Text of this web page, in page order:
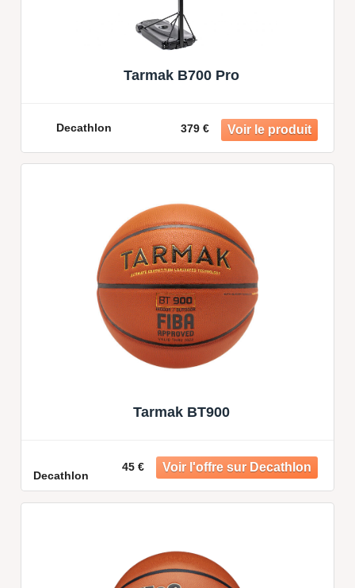
Tarmak B700 Pro
Decathlon 379 €
Tarmak BT900
Decathlon
45 €